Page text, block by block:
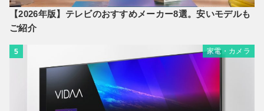
【2026年版】テレビのおすすめメーカー8選。安いモデルも
ご紹介
5 家電・カメラ